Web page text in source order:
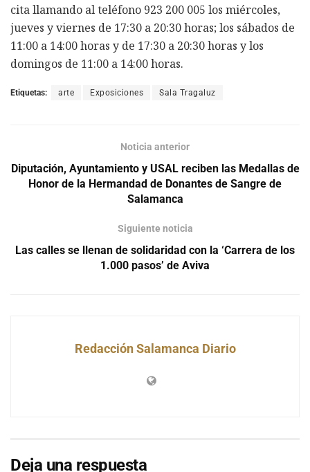
cita llamando al teléfono 923 200 005 los miércoles,
jueves y viernes de 17:30 a 20:30 horas; los sábados de
11:00 a 14:00 horas y de 17:30 a 20:30 horas y los
domingos de 11:00 a 14:00 horas.
Etiquetas: arte Exposiciones Sala Tragaluz
Noticia anterior
Diputación, Ayuntamiento y USAL reciben las Medallas de
Honor de la Hermandad de Donantes de Sangre de
Salamanca
Siguiente noticia
Las calles se llenan de solidaridad con la ‘Carrera de los
1.000 pasos’ de Aviva
Redacción Salamanca Diario
Deja una respuesta